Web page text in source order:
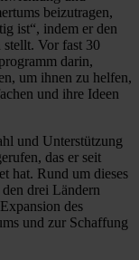
beizutragen,
ist“, indem er den
Vor fast 30
darin,
um ihnen zu helfen,
und ihre Ideen
und Unterstützung
das er seit
hat. Rund um dieses
drei Ländern
des
und zur Schaffung